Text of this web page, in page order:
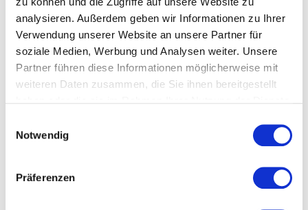
analysieren. Außerdem geben wir Informationen zu Ihrer
Verwendung unserer Website an unsere Partner für
soziale Medien, Werbung und Analysen weiter. Unsere
Partner führen diese Informationen möglicherweise mit
weiteren Daten zusammen, die Sie ihnen bereitgestellt
Notwendig
Präferenzen